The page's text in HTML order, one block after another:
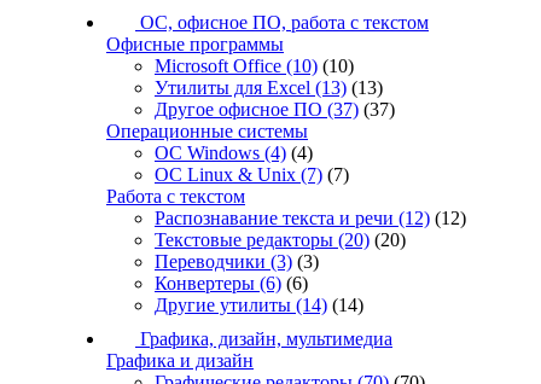
ОС, офисное ПО, работа с текстом
Офисные программы
Microsoft Office (10) (10)
Утилиты для Excel (13) (13)
Другое офисное ПО (37) (37)
Операционные системы
ОС Windows (4) (4)
ОС Linux & Unix (7) (7)
Работа с текстом
Распознавание текста и речи (12) (12)
Текстовые редакторы (20) (20)
Переводчики (3) (3)
Конвертеры (6) (6)
Другие утилиты (14) (14)
Графика, дизайн, мультимедиа
Графика и дизайн